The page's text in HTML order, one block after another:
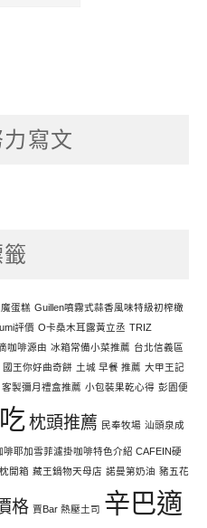
寫文
蛋糕 Guillen噴霧式蒜香風味特級初榨橄
評價 O卡桑木耳露黃立丞 TRIZ
咖啡源由 冰箱常備小菜推薦 台北信義區
國王你好曲奇餅 土城 早餐 推薦 大甲王記
客製彌月禮盒推薦 小包裝果乾心得 彭園便
枕頭推薦 民奉牧場 汕頭泉成
啡耶加雪菲濾掛咖啡特色介紹 CAFEIN硬
開箱 藏王鍋物天母店 諾曼第奶油 豬五花
格 賈Bar 熱壓土司 辛巴適